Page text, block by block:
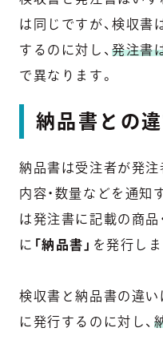
は同じですが、検収書
するのに対し、発注書
で異なります。
納品書との
納品書は受注者が発注
内容・数量などを通知
は発注書に記載の商品
に 「納品書」 を発行しま
検収書と納品書の違い
に発行するのに対し、